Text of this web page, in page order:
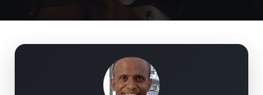
נס ציונה